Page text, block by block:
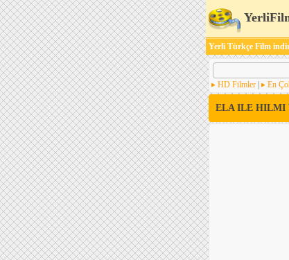
Yerli Türkçe Film
HD Filmler En
ELA ILE HILMI